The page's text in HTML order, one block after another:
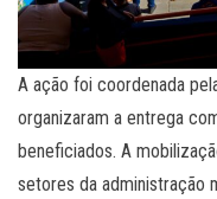
A ação foi coordenada
organizaram a entrega
beneficiados. A
setores da administração